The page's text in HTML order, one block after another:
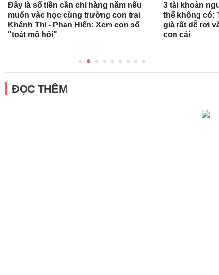
Đây là số tiền cần chi hàng năm nếu
muốn vào học cùng trường con trai
Khánh Thi - Phan Hiển: Xem con số
"toát mồ hôi"
3 tài khoản
thể không có:
già rất dễ rơi
con cái
ĐỌC THÊM